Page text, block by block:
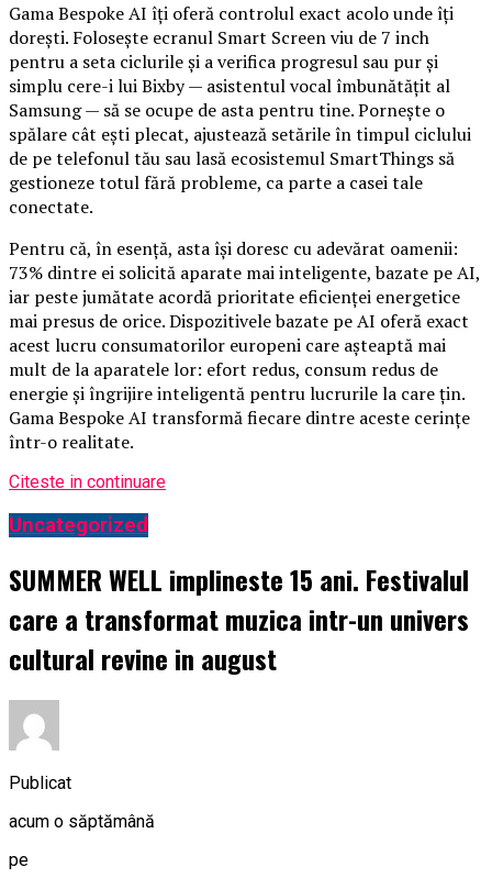
Gama Bespoke AI îți oferă controlul exact acolo unde îți
dorești. Folosește ecranul Smart Screen viu de 7 inch
pentru a seta ciclurile și a verifica progresul sau pur și
simplu cere-i lui Bixby — asistentul vocal îmbunătățit al
Samsung — să se ocupe de asta pentru tine. Pornește o
spălare cât ești plecat, ajustează setările în timpul ciclului
de pe telefonul tău sau lasă ecosistemul SmartThings să
gestioneze totul fără probleme, ca parte a casei tale
conectate.
Pentru că, în esență, asta își doresc cu adevărat oamenii:
73% dintre ei solicită aparate mai inteligente, bazate pe AI,
iar peste jumătate acordă prioritate eficienței energetice
mai presus de orice. Dispozitivele bazate pe AI oferă exact
acest lucru consumatorilor europeni care așteaptă mai
mult de la aparatele lor: efort redus, consum redus de
energie și îngrijire inteligentă pentru lucrurile la care țin.
Gama Bespoke AI transformă fiecare dintre aceste cerințe
într-o realitate.
Citeste in continuare
Uncategorized
SUMMER WELL implineste 15 ani. Festivalul
care a transformat muzica intr-un univers
cultural revine in august
Publicat
acum o săptămână
pe